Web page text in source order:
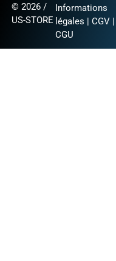
© 2026 /
US-STORE
Informations
légales |CGV |
CGU